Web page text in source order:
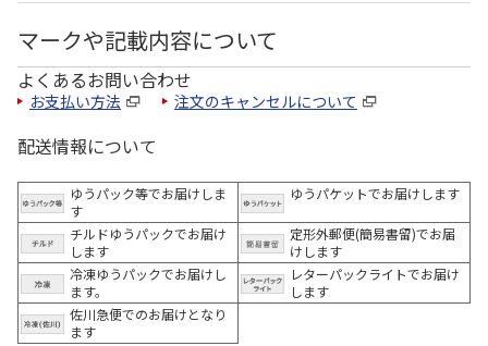
マークや記載内容について
よくあるお問い合わせ
お支払い方法 注文のキャンセルについて
配送情報について
ゆうパック等でお届けしま
す
ゆうパケットでお届けします
チルドゆうパックでお届け
します
定形外郵便(簡易書留)でお届
けします
冷凍ゆうパックでお届けし
ます。
レターパックライトでお届け
します
佐川急便でのお届けとなり
ます